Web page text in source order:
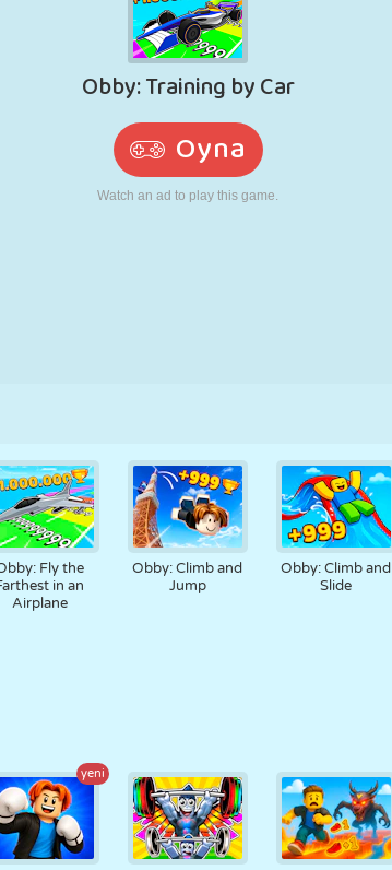
CANAVAR
ROBOT KOŞU OKUL
Fly the
in an
Airplane
Obby: Climb and
Jump
Obby: Climb and
Slide
yeni